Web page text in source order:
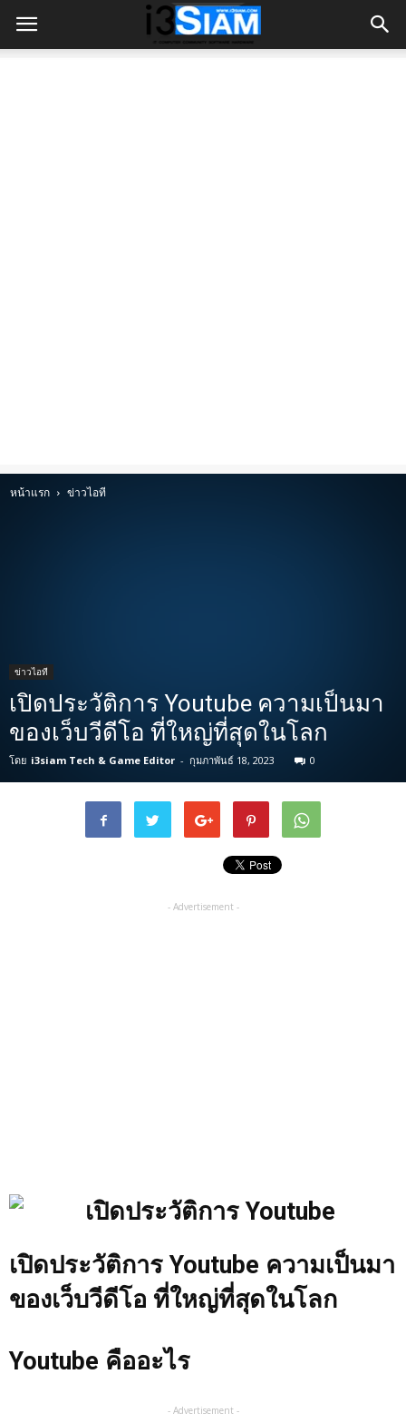
หน้าแรก ข่าวไอที
ข่าวไอที
เปิดประวัติการ Youtube ความเป็นมา
ของเว็บวีดีโอ ที่ใหญ่ที่สุดในโลก
โดย i3siam Tech & Game Editor - กุมภาพันธ์ 18, 2023 0
- Advertisement -
เปิดประวัติการ Youtube ความเป็นมา
ของเว็บวีดีโอ ที่ใหญ่ที่สุดในโลก
Youtube คืออะไร
- Advertisement -